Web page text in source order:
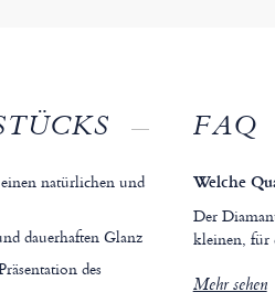
natürlichen und
dauerhaften Glanz
des
FAQ
Welche
Der
kleinen, für
Mehr sehen